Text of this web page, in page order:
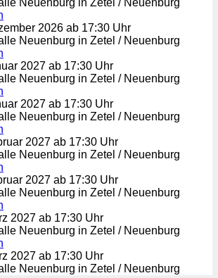
Neuenburg in Zetel / Neuenburg
2026 ab 17:30 Uhr
Neuenburg in Zetel / Neuenburg
2027 ab 17:30 Uhr
Neuenburg in Zetel / Neuenburg
2027 ab 17:30 Uhr
Neuenburg in Zetel / Neuenburg
2027 ab 17:30 Uhr
Neuenburg in Zetel / Neuenburg
2027 ab 17:30 Uhr
Neuenburg in Zetel / Neuenburg
2027 ab 17:30 Uhr
Neuenburg in Zetel / Neuenburg
2027 ab 17:30 Uhr
Neuenburg in Zetel / Neuenburg